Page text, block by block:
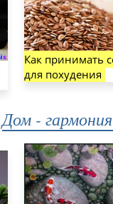
Как принимать
для похудения
Дом -